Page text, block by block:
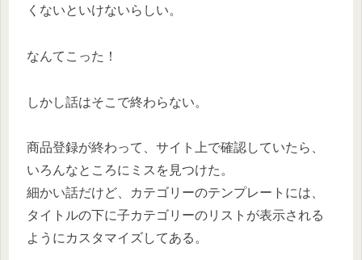
くないといけないらしい。
なんてこった！
しかし話はそこで終わらない。
商品登録が終わって、サイト上で確認していたら、
いろんなところにミスを見つけた。
細かい話だけど、カテゴリーのテンプレートには、
タイトルの下に子カテゴリーのリストが表示される
ようにカスタマイズしてある。